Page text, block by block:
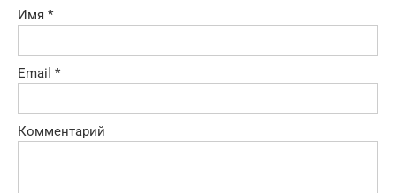
Имя *
Email *
Комментарий